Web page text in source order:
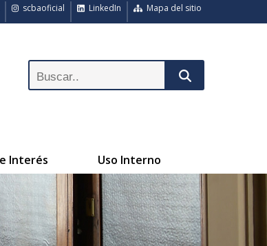
Mapa del sitio
LinkedIn
scbaoficial
Interés Uso Interno